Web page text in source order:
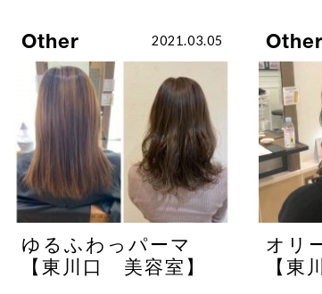
Other 2021.03.05 Other
ゆるふわっパーマ
【東川口 美容室】
オリ
【東